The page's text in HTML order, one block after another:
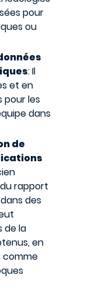
pour
ou
: Il
et en
pour les
dans
de
rapport
des
de la
en
comme